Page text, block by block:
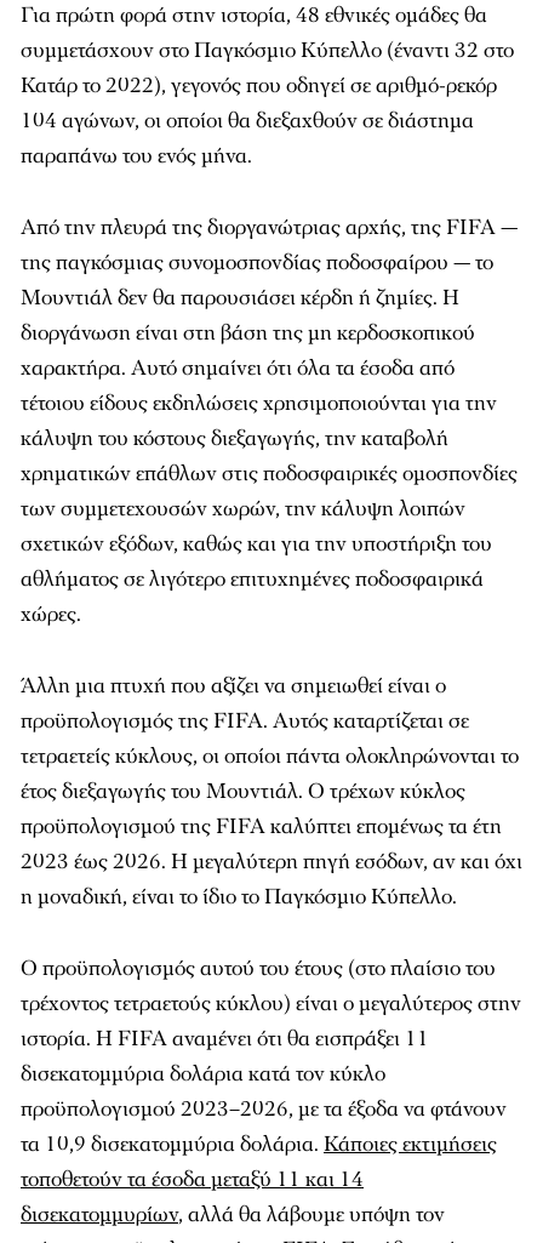
Για πρώτη φορά στην ιστορία, 48 εθνικές ομάδες θα
συμμετάσχουν στο Παγκόσμιο Κύπελλο (έναντι 32 στο
Κατάρ το 2022), γεγονός που οδηγεί σε αριθμό-ρεκόρ
104 αγώνων, οι οποίοι θα διεξαχθούν σε διάστημα
παραπάνω του ενός μήνα.
Από την πλευρά της διοργανώτριας αρχής, της FIFA —
της παγκόσμιας συνομοσπονδίας ποδοσφαίρου — το
Μουντιάλ δεν θα παρουσιάσει κέρδη ή ζημίες. Η
διοργάνωση είναι στη βάση της μη κερδοσκοπικού
χαρακτήρα. Αυτό σημαίνει ότι όλα τα έσοδα από
τέτοιου είδους εκδηλώσεις χρησιμοποιούνται για την
κάλυψη του κόστους διεξαγωγής, την καταβολή
χρηματικών επάθλων στις ποδοσφαιρικές ομοσπονδίες
των συμμετεχουσών χωρών, την κάλυψη λοιπών
σχετικών εξόδων, καθώς και για την υποστήριξη του
αθλήματος σε λιγότερο επιτυχημένες ποδοσφαιρικά
χώρες.
Άλλη μια πτυχή που αξίζει να σημειωθεί είναι ο
προϋπολογισμός της FIFA. Αυτός καταρτίζεται σε
τετραετείς κύκλους, οι οποίοι πάντα ολοκληρώνονται το
έτος διεξαγωγής του Μουντιάλ. Ο τρέχων κύκλος
προϋπολογισμού της FIFA καλύπτει επομένως τα έτη
2023 έως 2026. Η μεγαλύτερη πηγή εσόδων, αν και όχι
η μοναδική, είναι το ίδιο το Παγκόσμιο Κύπελλο.
Ο προϋπολογισμός αυτού του έτους (στο πλαίσιο του
τρέχοντος τετραετούς κύκλου) είναι ο μεγαλύτερος στην
ιστορία. Η FIFA αναμένει ότι θα εισπράξει 11
δισεκατομμύρια δολάρια κατά τον κύκλο
προϋπολογισμού 2023–2026, με τα έξοδα να φτάνουν
τα 10,9 δισεκατομμύρια δολάρια. Κάποιες εκτιμήσεις
τοποθετούν τα έσοδα μεταξύ 11 και 14
δισεκατομμυρίων, αλλά θα λάβουμε υπόψη τον